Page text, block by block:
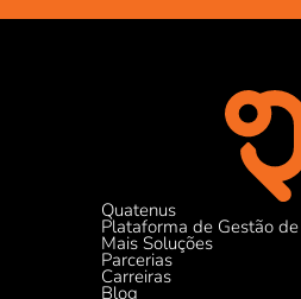
Quatenus
Plataforma de Gestão
Mais Soluções
Parcerias
Carreiras
Blog